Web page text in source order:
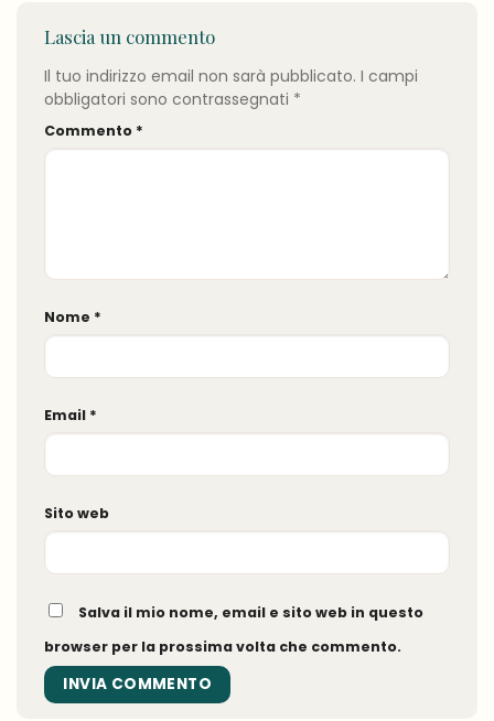
Lascia un commento
Il tuo indirizzo email non sarà pubblicato. I campi
obbligatori sono contrassegnati *
Commento *
Nome *
Email *
Sito web
Salva il mio nome, email e sito web in questo
browser per la prossima volta che commento.